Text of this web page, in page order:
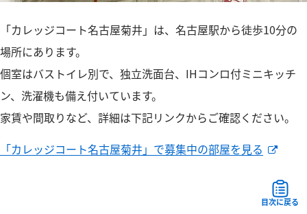
目次に戻る
「カレッジコート名古屋菊井」は、名古屋駅から徒歩10分の
場所にあります。
個室はバストイレ別で、独立洗面台、IHコンロ付ミニキッチ
ン、洗濯機も備え付いています。
家賃や間取りなど、詳細は下記リンクからご確認ください。
「カレッジコート名古屋菊井」で募集中の部屋を見る